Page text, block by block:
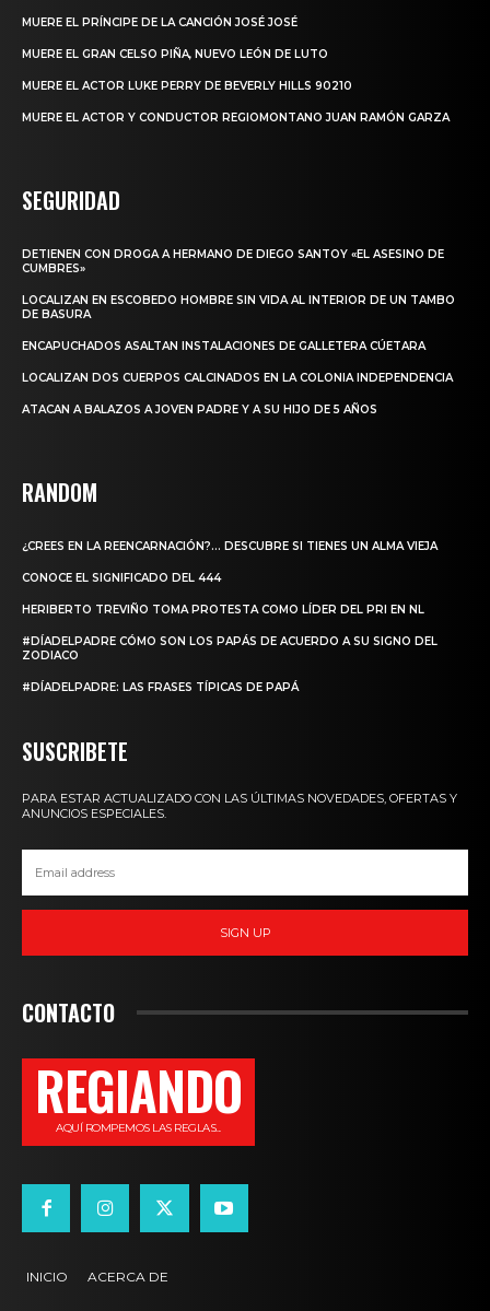
MUERE EL PRÍNCIPE DE LA CANCIÓN JOSÉ JOSÉ
MUERE EL GRAN CELSO PIÑA, NUEVO LEÓN DE LUTO
MUERE EL ACTOR LUKE PERRY DE BEVERLY HILLS 90210
MUERE EL ACTOR Y CONDUCTOR REGIOMONTANO JUAN RAMÓN GARZA
SEGURIDAD
DETIENEN CON DROGA A HERMANO DE DIEGO SANTOY «EL ASESINO DE
CUMBRES»
LOCALIZAN EN ESCOBEDO HOMBRE SIN VIDA AL INTERIOR DE UN TAMBO
DE BASURA
ENCAPUCHADOS ASALTAN INSTALACIONES DE GALLETERA CÚETARA
LOCALIZAN DOS CUERPOS CALCINADOS EN LA COLONIA INDEPENDENCIA
ATACAN A BALAZOS A JOVEN PADRE Y A SU HIJO DE 5 AÑOS
RANDOM
¿CREES EN LA REENCARNACIÓN?… DESCUBRE SI TIENES UN ALMA VIEJA
CONOCE EL SIGNIFICADO DEL 444
HERIBERTO TREVIÑO TOMA PROTESTA COMO LÍDER DEL PRI EN NL
#DÍADELPADRE CÓMO SON LOS PAPÁS DE ACUERDO A SU SIGNO DEL
ZODIACO
#DÍADELPADRE: LAS FRASES TÍPICAS DE PAPÁ
SUSCRIBETE
PARA ESTAR ACTUALIZADO CON LAS ÚLTIMAS NOVEDADES, OFERTAS Y
ANUNCIOS ESPECIALES.
SIGN UP
CONTACTO
REGIANDO
AQUÍ ROMPEMOS LAS REGLAS...
INICIO ACERCA DE